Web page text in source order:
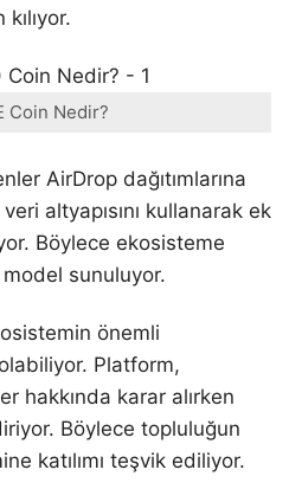
Coin Nedir?
AirDrop dağıtımlarına
altyapısını kullanarak ek
Böylece ekosisteme
model sunuluyor.
önemli
Platform,
hakkında karar alırken
Böylece topluluğun
katılımı teşvik ediliyor.